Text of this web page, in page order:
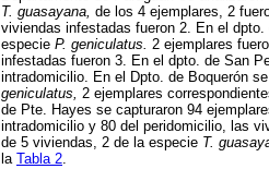
T. guasayana, de los 4 ejemplares, 2
viviendas infestadas fueron 2. En el
especie P. geniculatus. 2 ejemplares
infestadas fueron 3. En el dpto. de San
intradomicilio. En el Dpto. de Boquerón
geniculatus, 2 ejemplares
de Pte. Hayes se capturaron 94
intradomicilio y 80 del peridomicilio, las
de 5 viviendas, 2 de la especie T.
la Tabla 2.